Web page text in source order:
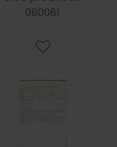
VOZILA; Komplet 3
060061